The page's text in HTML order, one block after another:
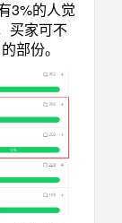
3%的人觉
买家可不
部份。